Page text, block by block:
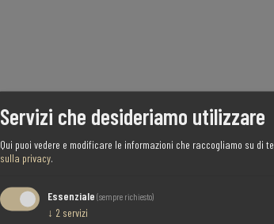
Servizi che desideriamo utilizzare
Qui puoi vedere e modificare le informazioni che raccogliamo su di te.
sulla privacy
Essenziale (sempre richiesto)
↓ 2 servizi